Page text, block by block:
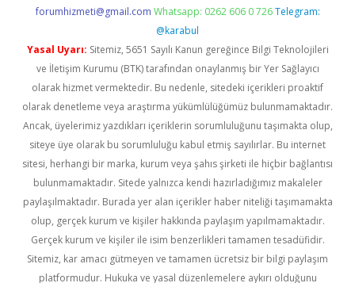
forumhizmeti@gmail.com Whatsapp: 0262 606 0 726 Telegram:
@karabul
Yasal Uyarı: Sitemiz, 5651 Sayılı Kanun gereğince Bilgi Teknolojileri
ve İletişim Kurumu (BTK) tarafından onaylanmış bir Yer Sağlayıcı
olarak hizmet vermektedir. Bu nedenle, sitedeki içerikleri proaktif
olarak denetleme veya araştırma yükümlülüğümüz bulunmamaktadır.
Ancak, üyelerimiz yazdıkları içeriklerin sorumluluğunu taşımakta olup,
siteye üye olarak bu sorumluluğu kabul etmiş sayılırlar. Bu internet
sitesi, herhangi bir marka, kurum veya şahıs şirketi ile hiçbir bağlantısı
bulunmamaktadır. Sitede yalnızca kendi hazırladığımız makaleler
paylaşılmaktadır. Burada yer alan içerikler haber niteliği taşımamakta
olup, gerçek kurum ve kişiler hakkında paylaşım yapılmamaktadır.
Gerçek kurum ve kişiler ile isim benzerlikleri tamamen tesadüfidir.
Sitemiz, kar amacı gütmeyen ve tamamen ücretsiz bir bilgi paylaşım
platformudur. Hukuka ve yasal düzenlemelere aykırı olduğunu